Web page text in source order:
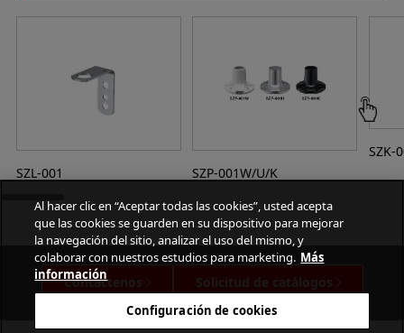
SZL-001 SZP-001W/U/K
SZK-
Contáctenos Solicitud de catálogos
Al hacer clic en “Aceptar todas las cookies”, usted acepta
que las cookies se guarden en su dispositivo para mejorar
la navegación del sitio, analizar el uso del mismo, y
colaborar con nuestros estudios para marketing. Más
información
Configuración de cookies